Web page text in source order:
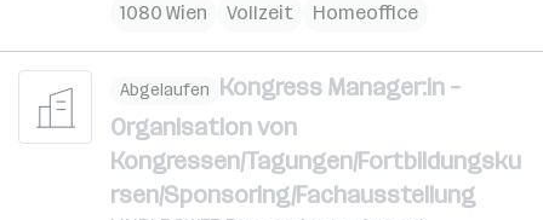
1080 Wien
Vollzeit Homeoffice
Abgelaufen Kongress Manager:in –
Organisation von
Kongressen/Tagungen/Fortbildungsku
rsen/Sponsoring/Fachausstellung